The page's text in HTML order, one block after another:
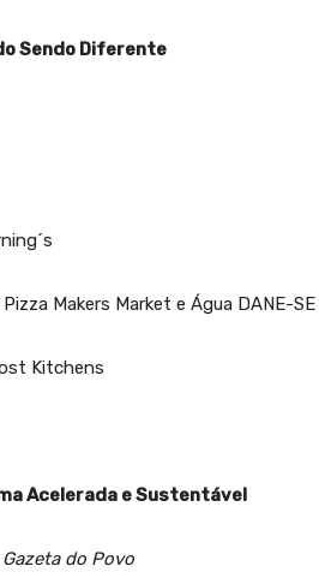
Sendo Diferente
Makers Market e Água DANE-SE
Kitchens
Acelerada e Sustentável
do Povo